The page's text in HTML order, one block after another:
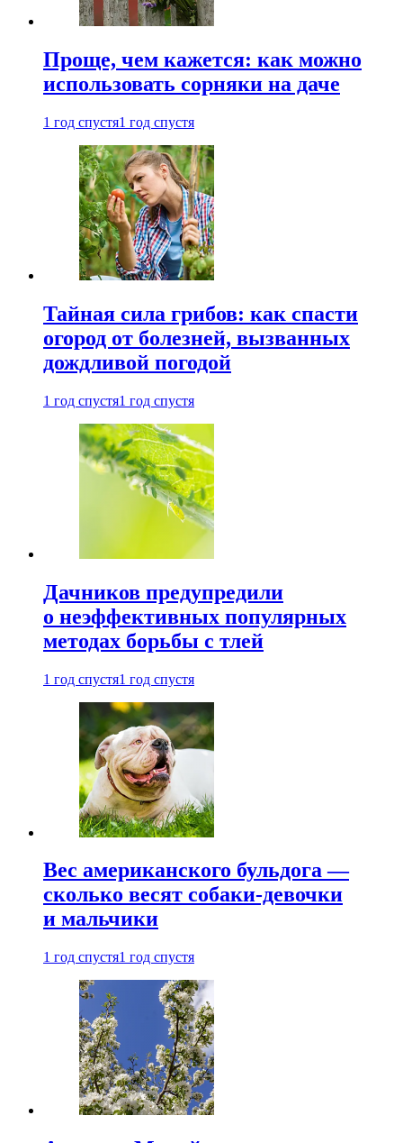
Проще, чем кажется: как можно
использовать сорняки на даче
1 год спустя1 год спустя
Тайная сила грибов: как спасти
огород от болезней, вызванных
дождливой погодой
1 год спустя1 год спустя
Дачников предупредили
о неэффективных популярных
методах борьбы с тлей
1 год спустя1 год спустя
Вес американского бульдога —
сколько весят собаки-девочки
и мальчики
1 год спустя1 год спустя